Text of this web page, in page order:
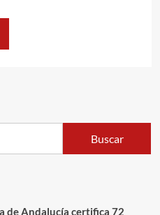
Buscar
de Andalucía certifica 72